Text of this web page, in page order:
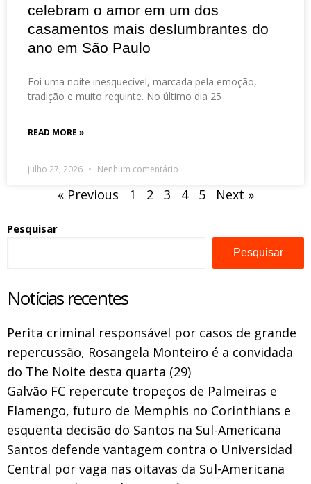
celebram o amor em um dos
casamentos mais deslumbrantes do
ano em São Paulo
Foi uma noite inesquecível, marcada pela emoção,
tradição e muito requinte. No último dia 25
READ MORE »
julho 27, 2026 Nenhum comentário
« Previous 1 2 3 4 5 Next »
Pesquisar
Pesquisar
Notícias recentes
Perita criminal responsável por casos de grande
repercussão, Rosangela Monteiro é a convidada
do The Noite desta quarta (29)
Galvão FC repercute tropeços de Palmeiras e
Flamengo, futuro de Memphis no Corinthians e
esquenta decisão do Santos na Sul-Americana
Santos defende vantagem contra o Universidad
Central por vaga nas oitavas da Sul-Americana